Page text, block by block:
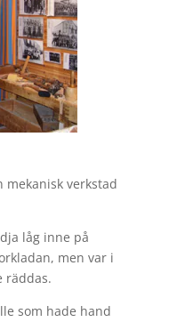
mekanisk verkstad
låg inne på
men var i
räddas.
som hade hand